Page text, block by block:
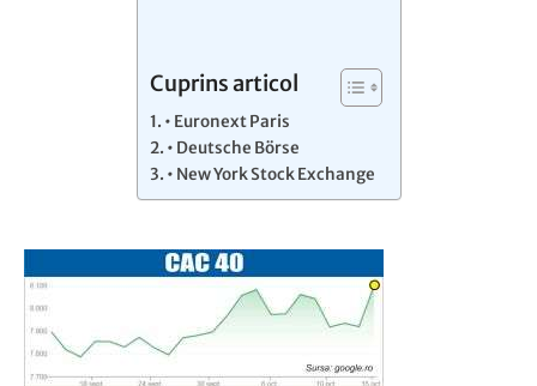
Cuprins articol
• Euronext Paris
• Deutsche Börse
• New York Stock Exchange